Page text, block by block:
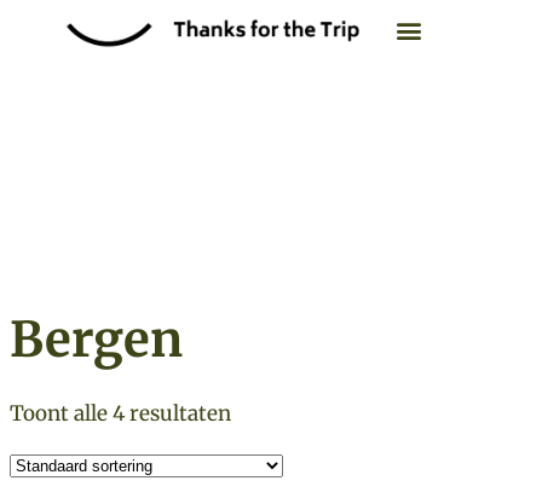
Bergen
Toont alle 4 resultaten